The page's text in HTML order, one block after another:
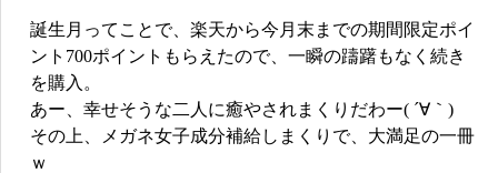
誕生月ってことで、楽天から今月末までの期間限定ポイ
ント700ポイントもらえたので、一瞬の躊躇もなく続き
を購入。
あー、幸せそうな二人に癒やされまくりだわー( ´∀｀)
その上、メガネ女子成分補給しまくりで、大満足の一冊
ｗ